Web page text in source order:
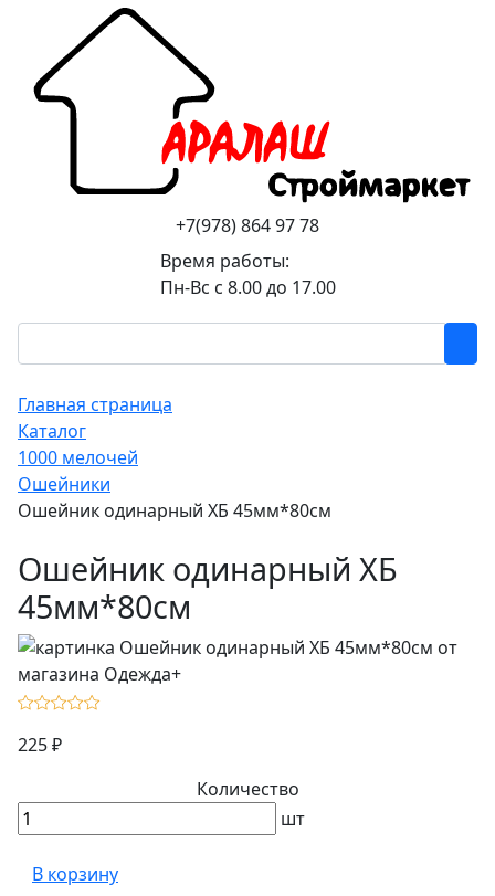
+7(978) 864 97 78
Время работы:
Пн-Вс с 8.00 до 17.00
Главная страница
Каталог
1000 мелочей
Ошейники
Ошейник одинарный ХБ 45мм*80см
Ошейник одинарный ХБ
45мм*80см
225 ₽
Количество
шт
В корзину